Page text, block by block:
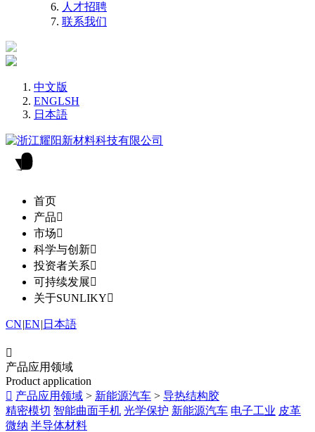
人才招聘
联系我们
中文版
ENGLSH
日本語
首页
产品
市场
科学与创新
投资者关系
可持续发展
关于SUNLIKY
CN|EN| 日本語

产品应用领域
Product application
 产品应用领域 > 新能源汽车 > 导热结构胶
精密模切 智能曲面手机 光学保护 新能源汽车 电子工业 皮革
微纳 半导体材料